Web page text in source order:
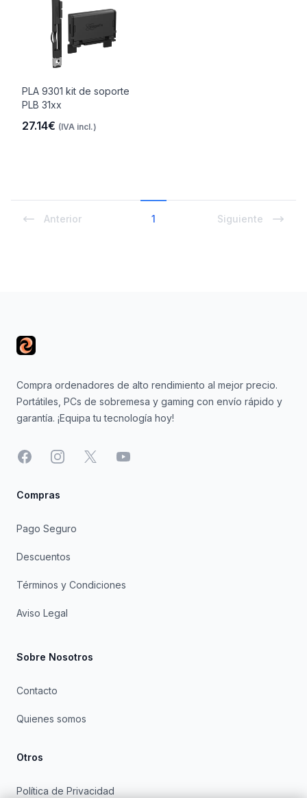
PLA 9301 kit de soporte
PLB 31xx
27.14€ (IVA incl.)
Anterior 1 Siguiente
Compra ordenadores de alto rendimiento al mejor precio.
Portátiles, PCs de sobremesa y gaming con envío rápido y
garantía. ¡Equipa tu tecnología hoy!
FacebookInstagram
X YouTube
Compras
Pago Seguro
Descuentos
Términos y Condiciones
Aviso Legal
Sobre Nosotros
Contacto
Quienes somos
Otros
Política de Privacidad